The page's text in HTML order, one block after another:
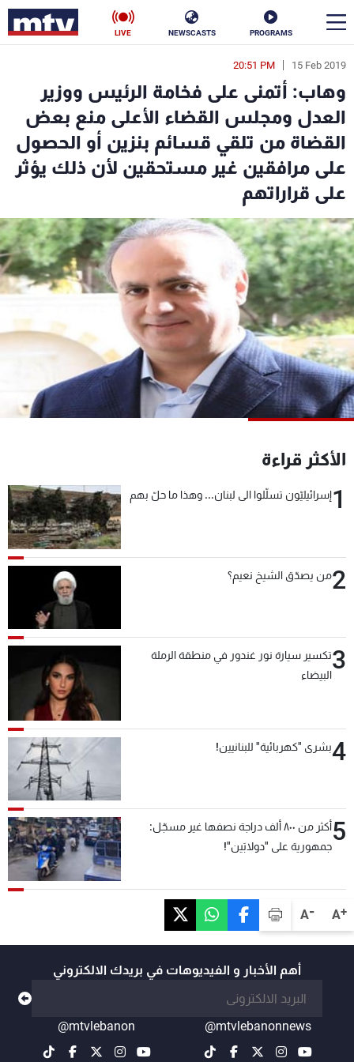
PROGRAMS
NEWSCASTS
LIVE
A+
A-
15 Feb 2019
20:51 PM
وهاب: أتمنى على فخامة الرئيس ووزير
العدل ومجلس القضاء الأعلى منع بعض
القضاة من تلقي قسائم بنزين أو الحصول
على مرافقين غير مستحقين لأن ذلك يؤثر
على قراراتهم
الأكثر قراءة
1إسرائيليّون تسلّلوا الى لبنان... وهذا ما حلّ بهم
2من يصدّق الشيخ نعيم؟
3تكسير سيارة نور غندور في منطقة الرملة
البيضاء
4بشرى "كهربائية" للبنانيين!
5
أكثر من ٨٠٠ ألف دراجة نصفها غير مسجّل:
جمهورية على "دولابَين"!
أهم الأخبار و الفيديوهات في بريدك الالكتروني
@mtvlebanonnews
@mtvlebanon
en
الأخبار
سياسة ناس
إقتصاد
منوعات رياضة
كأس العالم
البرامج
جدول البرامج
شاهد البرامج
الترددات
الإنـتـاج
سياسة الخصوصية